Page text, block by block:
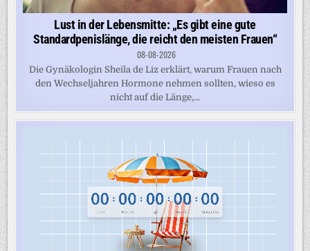
Lust in der Lebensmitte: „Es gibt eine gute
Standardpenislänge, die reicht den meisten Frauen“
08-08-2026
Die Gynäkologin Sheila de Liz erklärt, warum Frauen nach
den Wechseljahren Hormone nehmen sollten, wieso es
nicht auf die Länge,...